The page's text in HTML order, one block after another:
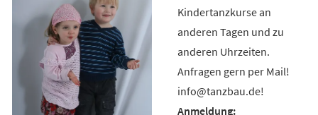
Kindertanzkurse an
anderen Tagen und zu
anderen Uhrzeiten.
Anfragen gern per Mail!
info@tanzbau.de!